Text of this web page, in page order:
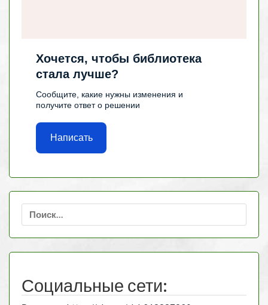
Хочется, чтобы библиотека
стала лучше?
Сообщите, какие нужны изменения и
получите ответ о решении
Написать
Найти:
Социальные сети: